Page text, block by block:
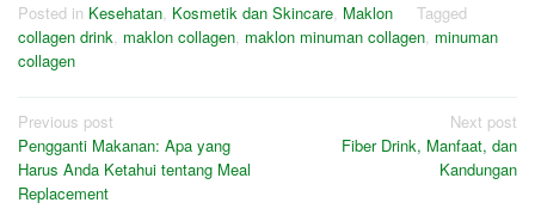
Posted in Kesehatan, Kosmetik dan Skincare, Maklon
Tagged
collagen drink, maklon collagen, maklon minuman collagen, minuman
collagen
Post
navigation
Previous post
Pengganti Makanan: Apa yang
Harus Anda Ketahui tentang Meal
Replacement
Next post
Fiber Drink, Manfaat, dan
Kandungan